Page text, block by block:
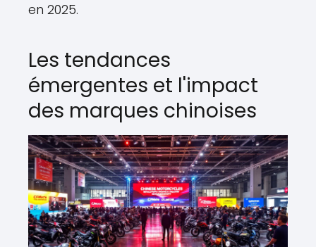
en 2025.
Les tendances
émergentes et l'impact
des marques chinoises